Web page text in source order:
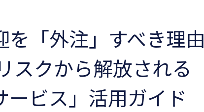
を「外注」すべき理由
スクから解放される
ービス」活用ガイド